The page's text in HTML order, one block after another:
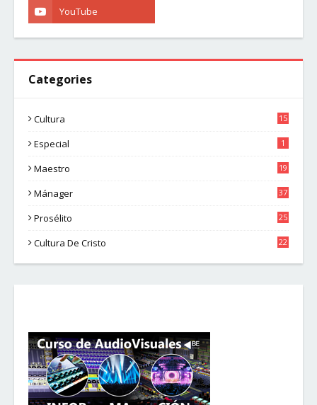
Categories
Cultura 15
Especial 1
Maestro 19
Mánager 37
Prosélito 25
Cultura De Cristo 22